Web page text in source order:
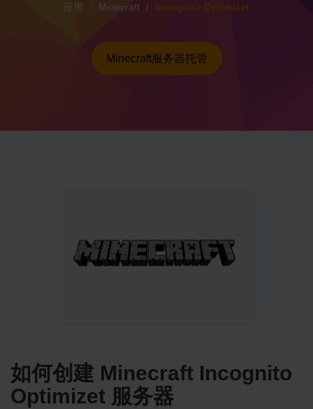
应用 Minecraft Incognito Optimizet
Minecraft服务器托管
如何创建 Minecraft Incognito
Optimizet 服务器